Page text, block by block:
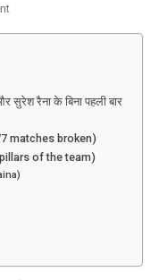
On
सीएसके
महाबदलाव!
एमएस
सुरेश रैना के बिना पहली बार
matches broken)
pillars of the team)